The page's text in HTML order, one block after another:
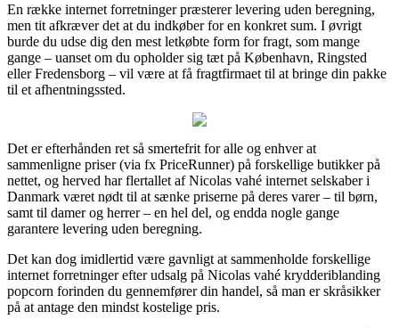
En række internet forretninger præsterer levering uden beregning,
men tit afkræver det at du indkøber for en konkret sum. I øvrigt
burde du udse dig den mest letkøbte form for fragt, som mange
gange – uanset om du opholder sig tæt på København, Ringsted
eller Fredensborg – vil være at få fragtfirmaet til at bringe din pakke
til et afhentningssted.
Det er efterhånden ret så smertefrit for alle og enhver at
sammenligne priser (via fx PriceRunner) på forskellige butikker på
nettet, og herved har flertallet af Nicolas vahé internet selskaber i
Danmark været nødt til at sænke priserne på deres varer – til børn,
samt til damer og herrer – en hel del, og endda nogle gange
garantere levering uden beregning.
Det kan dog imidlertid være gavnligt at sammenholde forskellige
internet forretninger efter udsalg på Nicolas vahé krydderiblanding
popcorn forinden du gennemfører din handel, så man er skråsikker
på at antage den mindst kostelige pris.